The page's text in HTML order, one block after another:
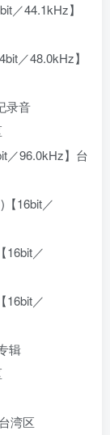
／44.1kHz】
／48.0kHz】
录音
／96.0kHz】台
16bit／
16bit／
16bit／
辑
湾区